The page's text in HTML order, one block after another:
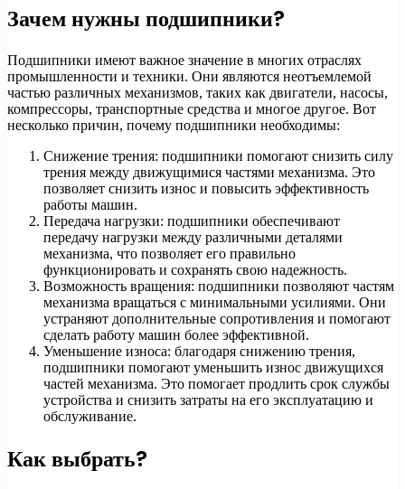
Зачем нужны подшипники?
Подшипники имеют важное значение в многих отраслях
промышленности и техники. Они являются неотъемлемой
частью различных механизмов, таких как двигатели, насосы,
компрессоры, транспортные средства и многое другое. Вот
несколько причин, почему подшипники необходимы:
Снижение трения: подшипники помогают снизить силу
трения между движущимися частями механизма. Это
позволяет снизить износ и повысить эффективность
работы машин.
Передача нагрузки: подшипники обеспечивают
передачу нагрузки между различными деталями
механизма, что позволяет его правильно
функционировать и сохранять свою надежность.
Возможность вращения: подшипники позволяют частям
механизма вращаться с минимальными усилиями. Они
устраняют дополнительные сопротивления и помогают
сделать работу машин более эффективной.
Уменьшение износа: благодаря снижению трения,
подшипники помогают уменьшить износ движущихся
частей механизма. Это помогает продлить срок службы
устройства и снизить затраты на его эксплуатацию и
обслуживание.
Как выбрать?